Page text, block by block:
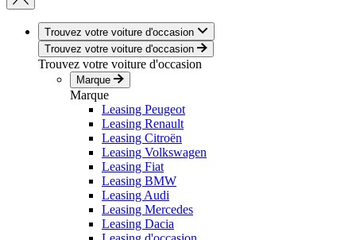
Trouvez votre voiture d'occasion
Trouvez votre voiture d'occasion
Trouvez votre voiture d'occasion
Marque
Marque
Leasing Peugeot
Leasing Renault
Leasing Citroën
Leasing Volkswagen
Leasing Fiat
Leasing BMW
Leasing Audi
Leasing Mercedes
Leasing Dacia